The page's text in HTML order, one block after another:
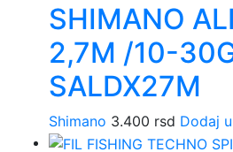
SHIMANO
2,7M /10-
SALDX27M
Shimano 3.400 rsd Dodaj